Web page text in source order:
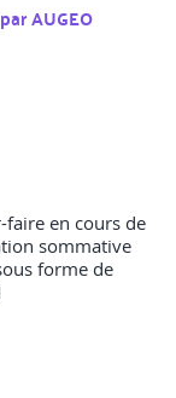
AUGEO
en cours de
sommative
forme de